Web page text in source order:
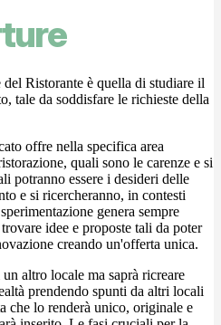
Ristorante è quella di studiare il
tale da soddisfare le richieste della
offre nella specifica area
quali sono le carenze e si
potranno essere i desideri delle
e si ricercheranno, in contesti
genera sempre
idee e proposte tali da poter
creando un'offerta unica.
altro locale ma saprà ricreare
prendendo spunti da altri locali
che lo renderà unico, originale e